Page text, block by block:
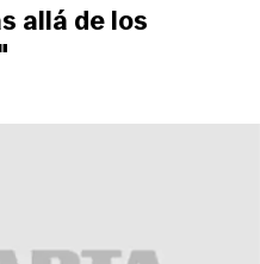
allá de los